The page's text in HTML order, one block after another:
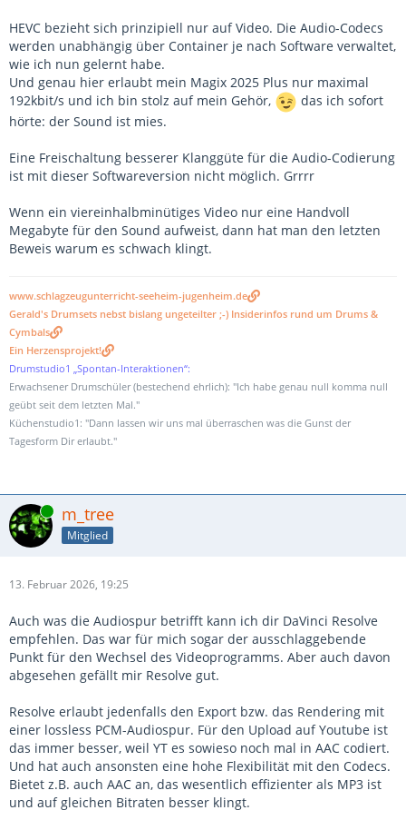
HEVC bezieht sich prinzipiell nur auf Video. Die Audio-Codecs
werden unabhängig über Container je nach Software verwaltet,
wie ich nun gelernt habe.
Und genau hier erlaubt mein Magix 2025 Plus nur maximal
192kbit/s und ich bin stolz auf mein Gehör,
das ich sofort
hörte: der Sound ist mies.
Eine Freischaltung besserer Klanggüte für die Audio-Codierung
ist mit dieser Softwareversion nicht möglich. Grrrr
Wenn ein viereinhalbminütiges Video nur eine Handvoll
Megabyte für den Sound aufweist, dann hat man den letzten
Beweis warum es schwach klingt.
www.schlagzeugunterricht-seeheim-jugenheim.de
Gerald's Drumsets nebst bislang ungeteilter ;-) Insiderinfos rund um Drums &
Cymbals
Ein Herzensprojekt!
Drumstudio1 „Spontan-Interaktionen“:
Erwachsener Drumschüler (bestechend ehrlich): "Ich habe genau null komma null
geübt seit dem letzten Mal."
Küchenstudio1: "Dann lassen wir uns mal überraschen was die Gunst der
Tagesform Dir erlaubt."
Online m_tree
Mitglied
13. Februar 2026, 19:25
Auch was die Audiospur betrifft kann ich dir DaVinci Resolve
empfehlen. Das war für mich sogar der ausschlaggebende
Punkt für den Wechsel des Videoprogramms. Aber auch davon
abgesehen gefällt mir Resolve gut.
Resolve erlaubt jedenfalls den Export bzw. das Rendering mit
einer lossless PCM-Audiospur. Für den Upload auf Youtube ist
das immer besser, weil YT es sowieso noch mal in AAC codiert.
Und hat auch ansonsten eine hohe Flexibilität mit den Codecs.
Bietet z.B. auch AAC an, das wesentlich effizienter als MP3 ist
und auf gleichen Bitraten besser klingt.